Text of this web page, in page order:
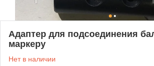
Адаптер для подсоединения
маркеру
Нет в наличии